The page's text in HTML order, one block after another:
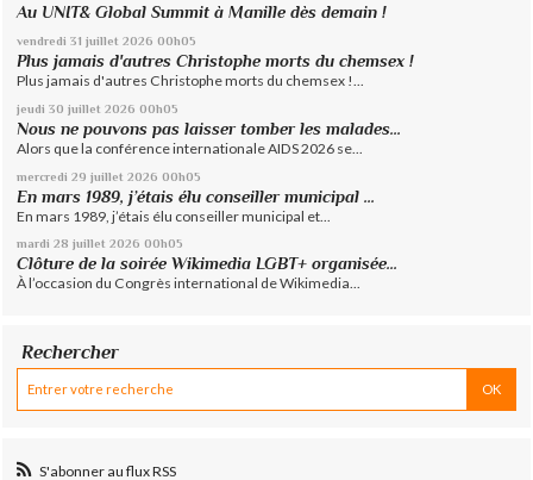
Au UNIT& Global Summit à Manille dès demain !
vendredi 31 juillet 2026 00h05
Plus jamais d'autres Christophe morts du chemsex !
Plus jamais d'autres Christophe morts du chemsex !...
jeudi 30 juillet 2026 00h05
Nous ne pouvons pas laisser tomber les malades...
Alors que la conférence internationale AIDS 2026 se...
mercredi 29 juillet 2026 00h05
En mars 1989, j’étais élu conseiller municipal ...
En mars 1989, j’étais élu conseiller municipal et...
mardi 28 juillet 2026 00h05
Clôture de la soirée Wikimedia LGBT+ organisée...
À l’occasion du Congrès international de Wikimedia...
Rechercher
S'abonner au flux RSS